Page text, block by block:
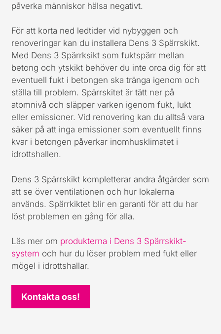
påverka människor hälsa negativt.
För att korta ned ledtider vid nybyggen och
renoveringar kan du installera Dens 3 Spärrskikt.
Med Dens 3 Spärrksikt som fuktspärr mellan
betong och ytskikt behöver du inte oroa dig för att
eventuell fukt i betongen ska tränga igenom och
ställa till problem. Spärrskitet är tätt ner på
atomnivå och släpper varken igenom fukt, lukt
eller emissioner. Vid renovering kan du alltså vara
säker på att inga emissioner som eventuellt finns
kvar i betongen påverkar inomhusklimatet i
idrottshallen.
Dens 3 Spärrskikt kompletterar andra åtgärder som
att se över ventilationen och hur lokalerna
används. Spärrkiktet blir en garanti för att du har
löst problemen en gång för alla.
Läs mer om produkterna i Dens 3 Spärrskikt-
system och hur du löser problem med fukt eller
mögel i idrottshallar.
Kontakta oss!